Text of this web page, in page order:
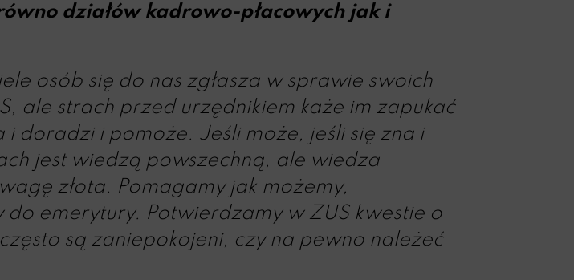
działów kadrowo-płacowych jak i
osób się do nas zgłasza w sprawie swoich
ale strach przed urzędnikiem każe im zapukać
i doradzi i pomoże. Jeśli może, jeśli się zna i
jest wiedzą powszechną, ale wiedza
złota. Pomagamy jak możemy,
emerytury. Potwierdzamy w ZUS kwestie o
są zaniepokojeni, czy na pewno należeć